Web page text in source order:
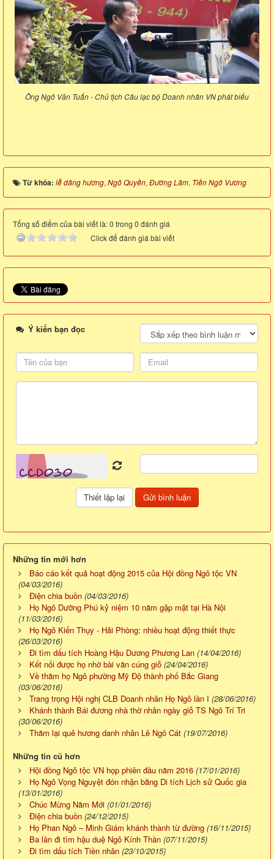
Ông Ngô Văn Tuấn - Chủ tịch Câu lạc bộ Doanh nhân VN phát biểu
Từ khóa: lễ dâng hương, Ngô Quyền, Đường Lâm, Tiền Ngô Vương
Tổng số điểm của bài viết là: 0 trong 0 đánh giá
Click để đánh giá bài viết
Ý kiến bạn đọc
Những tin mới hơn
Báo cáo kết quả hoạt động 2015 của Hội đồng Ngô tộc VN
(04/03/2016)
Điện chia buồn (04/03/2016)
Họ Ngô Dưỡng Phú kỷ niệm 10 năm gặp mặt tại Hà Nội
(11/03/2016)
Họ Ngô Kiến Thụy - Hải Phòng: nhiều hoạt động thiết thực
(26/03/2016)
Đi tìm dấu tích Hoàng Hậu Dương Phương Lan (14/04/2016)
Kết nối được họ nhờ bài văn cúng giỗ (24/04/2016)
Về thăm họ Ngô phường Mỹ Độ thành phố Bắc Giang
(03/06/2016)
Trang trọng Hội nghị CLB Doanh nhân Họ Ngô lần I (28/06/2016)
Khánh thành Bái đương nhà thờ nhân ngày giỗ TS Ngô Trí Tri
(30/06/2016)
Thăm lại quê hương danh nhân Lê Ngô Cát (19/07/2016)
Những tin cũ hơn
Hội đồng Ngô tộc VN họp phiên đầu năm 2016 (17/01/2016)
Họ Ngô Vọng Nguyệt đón nhận bằng Di tích Lịch sử Quốc gia
(13/01/2016)
Chúc Mừng Năm Mới (01/01/2016)
Điện chia buồn (24/12/2015)
Họ Phan Ngô – Minh Giám khánh thành từ đường (16/11/2015)
Ba lần đi tìm hậu duệ Ngô Kính Thần (07/11/2015)
Đi tìm dấu tích Tiền nhân (23/10/2015)